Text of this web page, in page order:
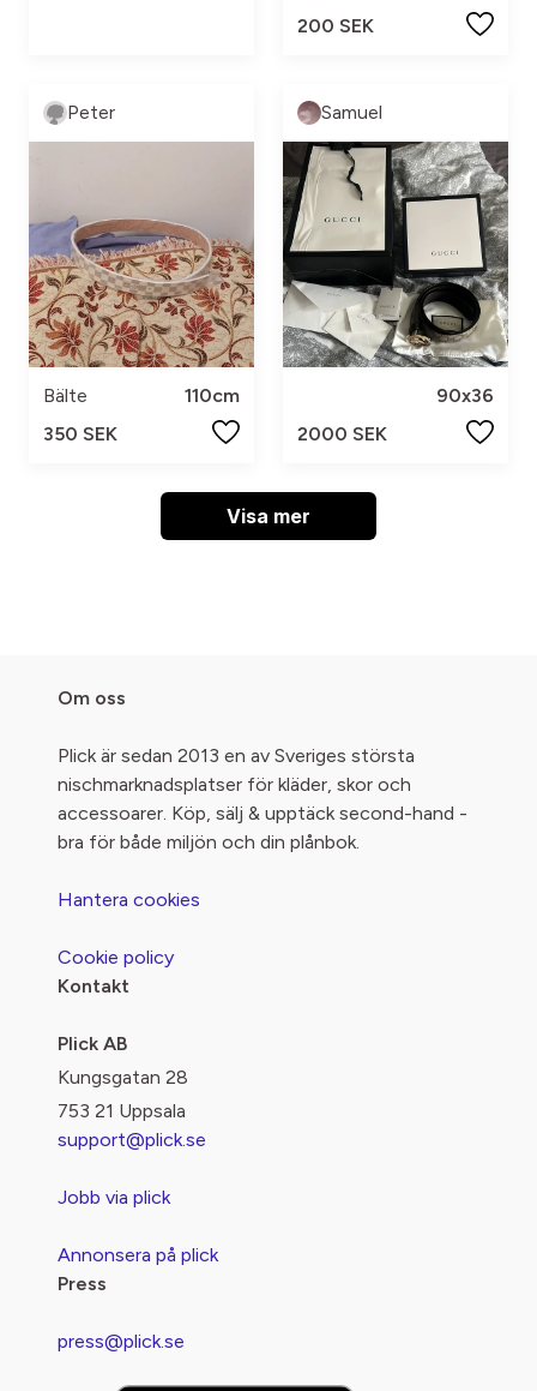
200 SEK
Peter
Bälte
110cm
350 SEK
Samuel
90x36
2000 SEK
Visa mer
Om oss
Plick är sedan 2013 en av Sveriges största
nischmarknadsplatser för kläder, skor och
accessoarer. Köp, sälj & upptäck second-hand -
bra för både miljön och din plånbok.
Hantera cookies
Cookie policy
Kontakt
Plick AB
Kungsgatan 28
753 21 Uppsala
support@plick.se
Jobb via plick
Annonsera på plick
Press
press@plick.se